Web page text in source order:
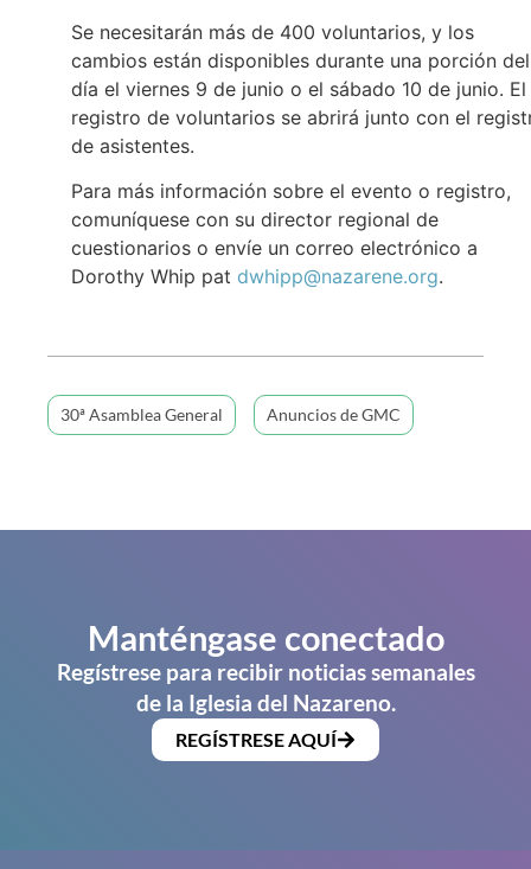
Se necesitarán más de 400 voluntarios, y los
cambios están disponibles durante una porción del
día el viernes 9 de junio o el sábado 10 de junio. El
registro de voluntarios se abrirá junto con el
de asistentes.
Para más información sobre el evento o registro,
comuníquese con su director regional de
cuestionarios o envíe un correo electrónico a
Dorothy Whip pat dwhipp@nazarene.org.
30ª Asamblea General Anuncios de GMC
Manténgase conectado
Regístrese para recibir noticias semanales
de la Iglesia del Nazareno.
REGÍSTRESE AQUÍ